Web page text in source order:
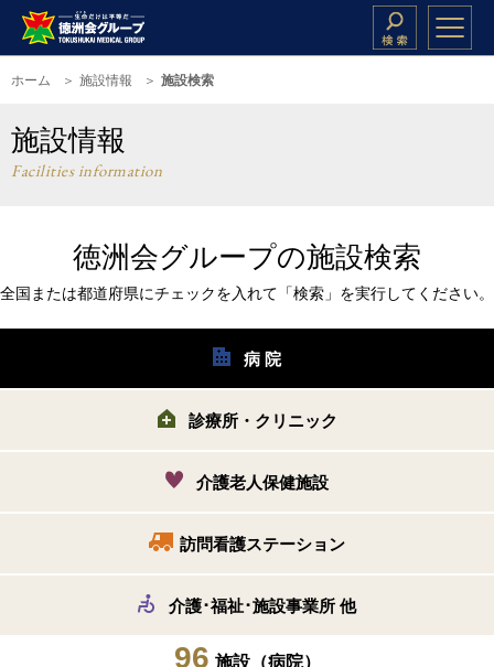
ホーム 施設情報 施設検索
施設情報
Facilities information
徳洲会グループの施設検索
全国または都道府県にチェックを入れて「検索」を実行してください。
病 院
診療所・クリニック
介護老人保健施設
訪問看護ステーション
介護･福祉･施設事業所 他
96 施設（病院）